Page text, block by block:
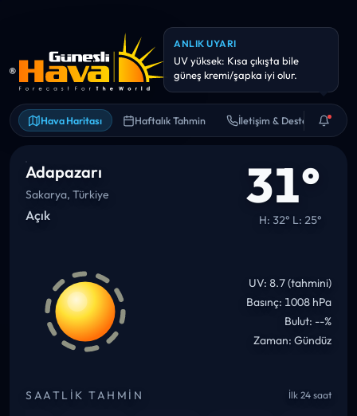
Hava Haritası Haftalık Tahmin İletişim & Destek
ANLIK UYARI
Hava kalitesi hassas kişiler için
riskli olabilir. Uzun süreli dış
Adapazarı
Sakarya, Türkiye
Açık 31°
H: 32° L: 25°
UV: 8.7 (tahmini)
Basınç: 1008 hPa
Bulut: --%
Zaman: Gündüz
SAATLIK TAHMIN İlk 24 saat